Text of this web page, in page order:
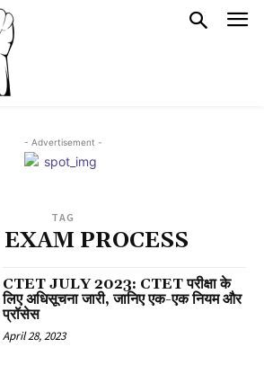
- Advertisement -
TAG
PROCESS
CTET JULY 2023: CTET परीक्षा के
लिए अधिसूचना जारी, जानिए एक-एक नियम और
प्रॉसेस
April 28, 2023